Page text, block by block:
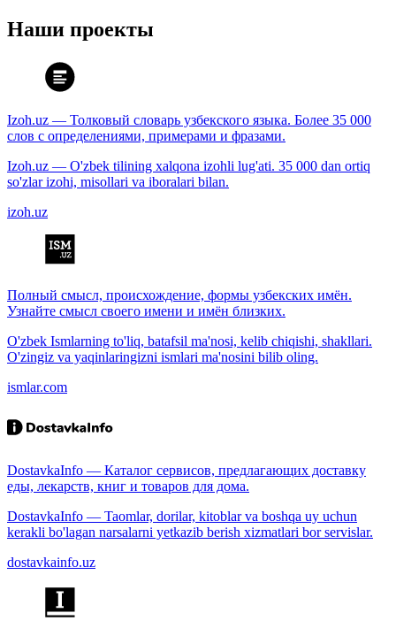
Наши проекты
Izoh.uz — Толковый словарь узбекского языка. Более 35 000
слов с определениями, примерами и фразами.
Izoh.uz — O'zbek tilining xalqona izohli lug'ati. 35 000 dan ortiq
so'zlar izohi, misollari va iboralari bilan.
izoh.uz
Полный смысл, происхождение, формы узбекских имён.
Узнайте смысл своего имени и имён близких.
O'zbek Ismlarning to'liq, batafsil ma'nosi, kelib chiqishi, shakllari.
O'zingiz va yaqinlaringizni ismlari ma'nosini bilib oling.
ismlar.com
DostavkaInfo — Каталог сервисов, предлагающих доставку
еды, лекарств, книг и товаров для дома.
DostavkaInfo — Taomlar, dorilar, kitoblar va boshqa uy uchun
kerakli bo'lagan narsalarni yetkazib berish xizmatlari bor servislar.
dostavkainfo.uz